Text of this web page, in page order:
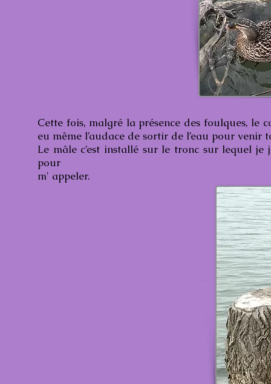
Cette fois, malgré la présence des foulques, le
eu même l’audace de sortir de l’eau pour venir
Le mâle c’est installé sur le tronc sur lequel
pour
m' appeler.